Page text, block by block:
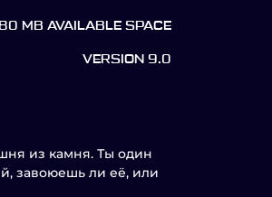
MB AVAILABLE SPACE
VERSION 9.0
из камня. Ты один
завоюешь ли её, или